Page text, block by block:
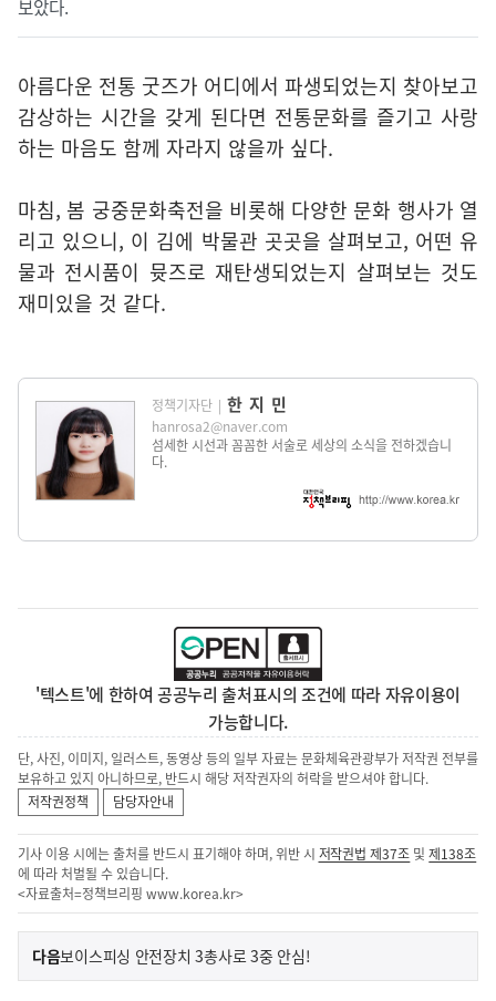
보았다.
아름다운 전통 굿즈가 어디에서 파생되었는지 찾아보고
감상하는 시간을 갖게 된다면 전통문화를 즐기고 사랑
하는 마음도 함께 자라지 않을까 싶다.
마침, 봄 궁중문화축전을 비롯해 다양한 문화 행사가 열
리고 있으니, 이 김에 박물관 곳곳을 살펴보고, 어떤 유
물과 전시품이 뮷즈로 재탄생되었는지 살펴보는 것도
재미있을 것 같다.
정책기자단 | 한지민
hanrosa2@naver.com
섬세한 시선과 꼼꼼한 서술로 세상의 소식을 전하겠습니
다.
'텍스트'에 한하여 공공누리 출처표시의 조건에 따라 자유이용이
가능합니다.
단, 사진, 이미지, 일러스트, 동영상 등의 일부 자료는 문화체육관광부가 저작권 전부를
보유하고 있지 아니하므로, 반드시 해당 저작권자의 허락을 받으셔야 합니다.
저작권정책
담당자안내
기사 이용 시에는 출처를 반드시 표기해야 하며, 위반 시 저작권법 제37조 및제138조
에 따라 처벌될 수 있습니다.
<자료출처=정책브리핑 www.korea.kr>
이
전
다음기
사
보이스피싱 안전장치 3총사로 3중 안심!